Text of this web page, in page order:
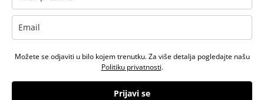
Možete se odjaviti u bilo kojem trenutku. Za više detalja pogledajte našu
Politiku privatnosti.
Prijavi se